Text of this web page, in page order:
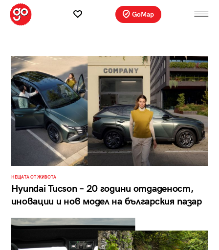
GoMap
НЕЩАТА ОТ ЖИВОТА
Hyundai Tucson – 20 години отдаденост,
иновации и нов модел на българския пазар